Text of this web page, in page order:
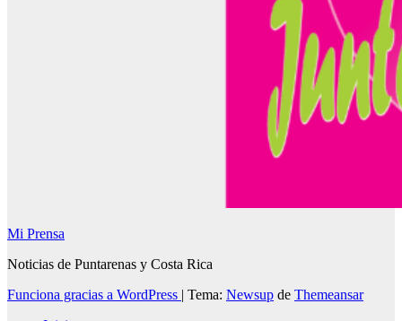
Mi Prensa
Noticias de Puntarenas y Costa Rica
Funciona gracias a WordPress | Tema: Newsup de Themeansar